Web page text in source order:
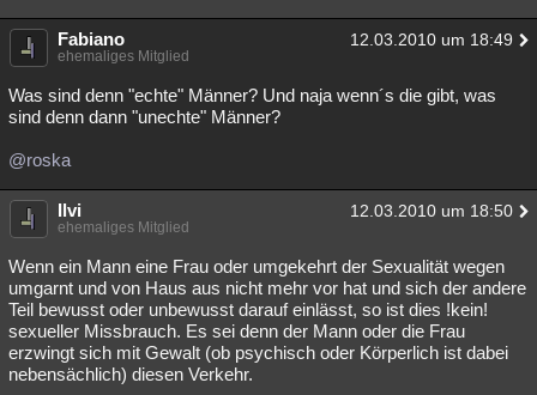
Fabiano 12.03.2010 um 18:49
ehemaliges Mitglied
Was sind denn "echte" Männer? Und naja wenn´s die gibt, was
sind denn dann "unechte" Männer?
@roska
Ilvi 12.03.2010 um 18:50
ehemaliges Mitglied
Wenn ein Mann eine Frau oder umgekehrt der Sexualität wegen
umgarnt und von Haus aus nicht mehr vor hat und sich der andere
Teil bewusst oder unbewusst darauf einlässt, so ist dies !kein!
sexueller Missbrauch. Es sei denn der Mann oder die Frau
erzwingt sich mit Gewalt (ob psychisch oder Körperlich ist dabei
nebensächlich) diesen Verkehr.